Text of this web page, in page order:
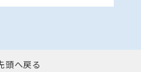
頭へ戻る